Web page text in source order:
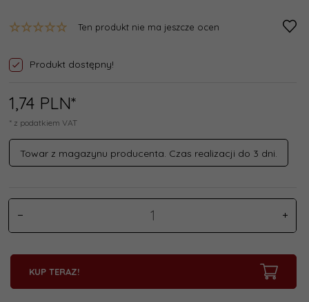
Ten produkt nie ma jeszcze ocen
Produkt dostępny!
1,74 PLN*
* z podatkiem VAT
Towar z magazynu producenta. Czas realizacji do 3 dni.
KUP TERAZ!